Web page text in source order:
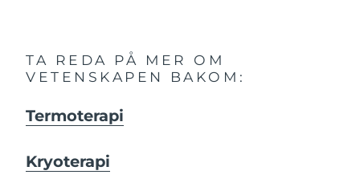
TA REDA PÅ MER OM
VETENSKAPEN BAKOM:
Termoterapi
Kryoterapi